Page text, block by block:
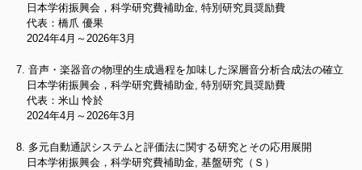
日本学術振興会，科学研究費補助金, 特別研究員奨励費
代表：橋爪 優果
2024年4月～2026年3月
音声・楽器音の物理的生成過程を加味した深層音分析合成法の確立
日本学術振興会，科学研究費補助金, 特別研究員奨励費
代表：米山 怜於
2024年4月～2026年3月
多元自動通訳システムと評価法に関する研究とその応用展開
日本学術振興会，科学研究費補助金, 基盤研究（Ｓ）